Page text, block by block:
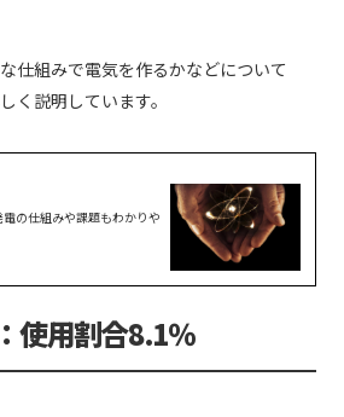
仕組みで電気を作るかなどについて
く説明しています。
の仕組みや課題もわかりや
使用割合8.1％